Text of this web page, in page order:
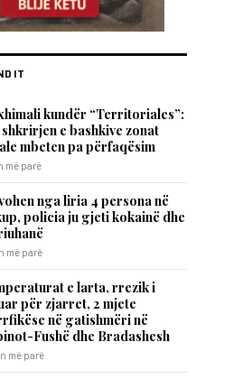
kundër “Territoriales”:
e bashkive zonat
mbeten pa përfaqësim
më parë
nga liria 4 persona në
policia ju gjeti kokainë dhe
më parë
e larta, rrezik i
për zjarret, 2 mjete
në gatishmëri në
Fushë dhe Bradashesh
më parë